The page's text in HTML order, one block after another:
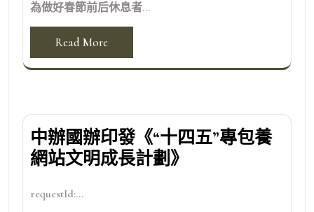
為做好春節前后休息者...
Read More
中辦國辦印發《“十四五”專包養
網站文明成長計劃》
requestId:...